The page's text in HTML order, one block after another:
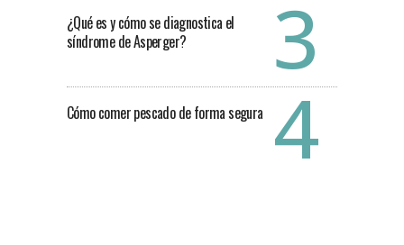
¿Qué es y cómo se diagnostica el
síndrome de Asperger?
Cómo comer pescado de forma segura